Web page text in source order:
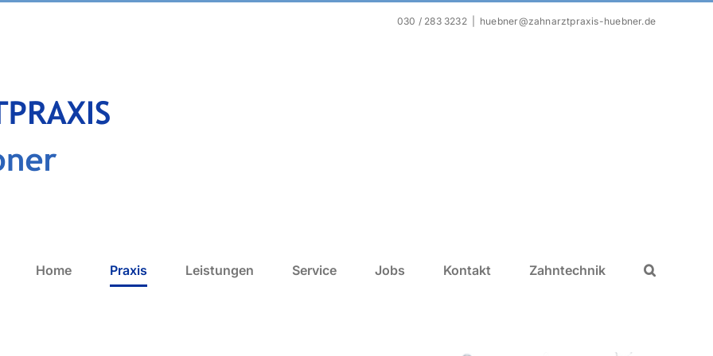
030 / 283 3232 huebner@zahnarztpraxis-huebner.de
Home Praxis Leistungen Service Jobs Kontakt Zahntechnik